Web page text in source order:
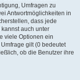
Umfragen zu
Antwortmöglichkeiten in
dass jede
auch unter
viele Optionen ein
gilt (0 bedeutet
ob die Benutzer ihre